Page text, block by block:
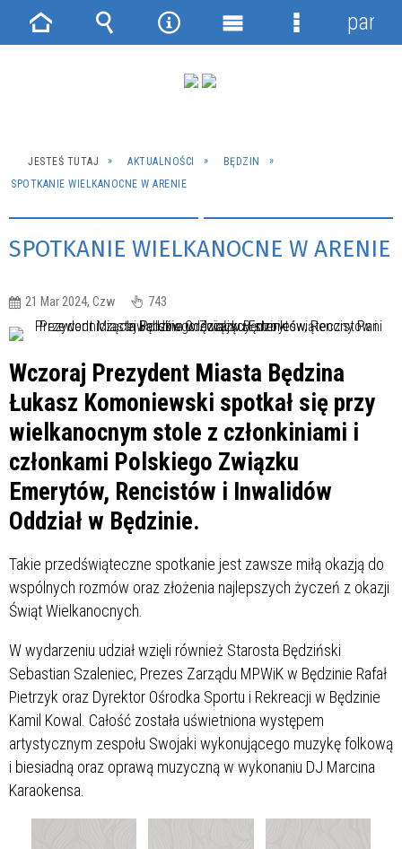
JESTEŚ TUTAJ AKTUALNOŚCI
BĘDZIN
SPOTKANIE WIELKANOCNE W ARENIE
SPOTKANIE WIELKANOCNE W ARENIE
21 Mar 2024, Czw 743
Wczoraj Prezydent Miasta Będzina
Łukasz Komoniewski spotkał się przy
wielkanocnym stole z członkiniami i
członkami Polskiego Związku
Emerytów, Rencistów i Inwalidów
Oddział w Będzinie.
Takie przedświąteczne spotkanie jest zawsze miłą okazją do
wspólnych rozmów oraz złożenia najlepszych życzeń z okazji
Świąt Wielkanocnych.
W wydarzeniu udział wzięli również Starosta Będziński
Sebastian Szaleniec, Prezes Zarządu MPWiK w Będzinie Rafał
Pietrzyk oraz Dyrektor Ośrodka Sportu i Rekreacji w Będzinie
Kamil Kowal. Całość została uświetniona występem
artystycznym zespołu Swojaki wykonującego muzykę folkową
i biesiadną oraz oprawą muzyczną w wykonaniu DJ Marcina
Karaokensa.
Strona Wyszukiwarka
NarzędziaMenu
Menu
panel